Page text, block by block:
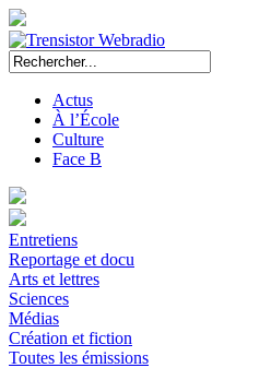
Actus
À l’École
Culture
Face B
Entretiens
Reportage et docu
Arts et lettres
Sciences
Médias
Création et fiction
Toutes les émissions